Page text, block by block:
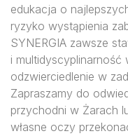
edukacja o
ryzyko wystąpienia
SYNERGIA zawsze
i
odzwierciedlenie w
Zapraszamy do
przychodni w Żarach
własne oczy